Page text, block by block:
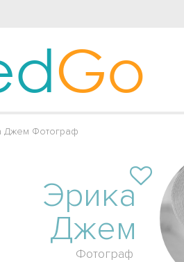
Go
Джем Фотограф
Эрика
Джем
Фотограф